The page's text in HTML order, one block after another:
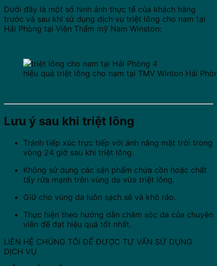
Dưới đây là một số hình ảnh thực tế của khách hàng
trước và sau khi sử dụng dịch vụ triệt lông cho nam tại
Hải Phòng tại Viện Thẩm mỹ Nam Winston:
hiệu quả triệt lông cho nam tại TMV Winton Hải
Lưu ý sau khi triệt lông
Tránh tiếp xúc trực tiếp với ánh nắng mặt trời trong
vòng 24 giờ sau khi triệt lông.
Không sử dụng các sản phẩm chứa cồn hoặc chất
tẩy rửa mạnh trên vùng da vừa triệt lông.
Giữ cho vùng da luôn sạch sẽ và khô ráo.
Thực hiện theo hướng dẫn chăm sóc da của chuyên
viên để đạt hiệu quả tốt nhất.
LIÊN HỆ CHÚNG TÔI ĐỂ ĐƯỢC TƯ VẤN SỬ DỤNG
DỊCH VỤ